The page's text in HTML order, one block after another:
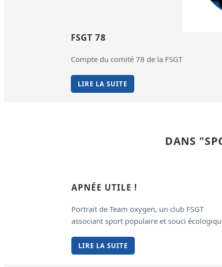
FSGT 78
Compte du comité 78 de la FSGT
LIRE LA SUITE
DANS
APNÉE UTILE !
Portrait de Team oxygen, un club FSGT
associant sport populaire et souci
LIRE LA SUITE